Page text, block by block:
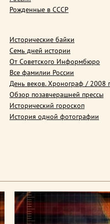
Рожденные в СССР
Исторические байки
Семь дней истории
От Советского Информбюро
Все фамилии России
День веков. Хронограф / 2008
Обзор позавчерашней прессы
Исторический гороскоп
История одной фотографии